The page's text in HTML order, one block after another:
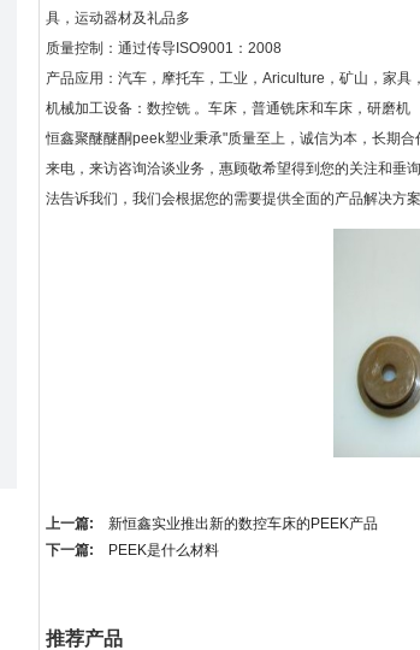
具，运动器材及礼品多
质量控制：通过传导ISO9001：2008
产品应用：汽车，摩托车，工业，Ariculture，矿山，家具
机械加工设备：数控铣 。车床，普通铣床和车床，研磨机
恒鑫聚醚醚酮peek塑业秉承"质量至上，诚信为本，长期
来电，来访咨询洽谈业务，惠顾敬希望得到您的关注和垂
法告诉我们，我们会根据您的需要提供全面的产品解决方案
上一篇: 新恒鑫实业推出新的数控车床的PEEK产品
下一篇:
PEEK是什么材料
推荐产品